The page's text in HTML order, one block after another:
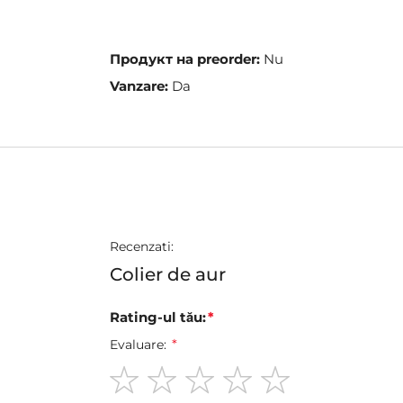
Продукт на preorder: Nu
Vanzare: Da
Recenzati:
Colier de aur
Rating-ul tău:
Evaluare: